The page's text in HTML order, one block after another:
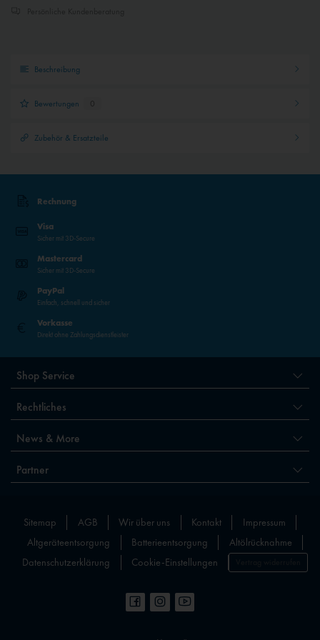
Beschreibung
Bewertungen 0
Zubehör & Ersatzteile
Rechnung
Visa
Sicher mit 3D-Secure
Mastercard
Sicher mit 3D-Secure
PayPal
Einfach, schnell und sicher
Vorkasse
Direkt ohne Zahlungsdienstleister
Shop Service
Rechtliches
News & More
Partner
Sitemap AGB Wir über uns Kontakt
Impressum
Altgeräteentsorgung
Batterieentsorgung
Altölrücknahme
Datenschutzerklärung
Cookie-Einstellungen